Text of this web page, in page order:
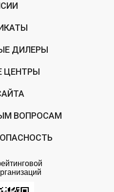
ДИЛЕРЫ
ЦЕНТРЫ
ВОПРОСАМ